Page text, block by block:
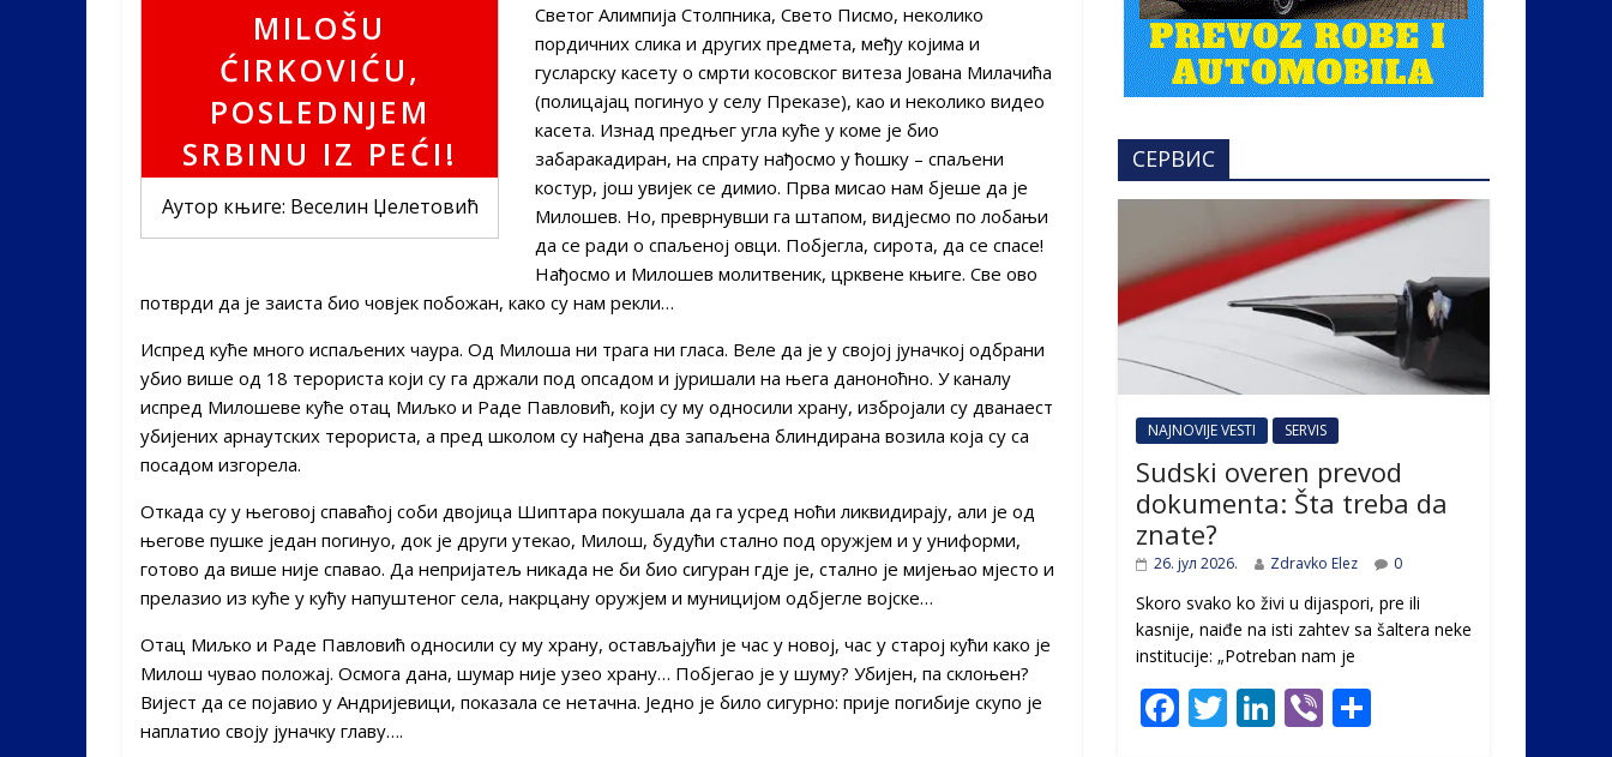
Аутор књиге: Веселин Џелетовић
Светог Алимпиjа Столпника, Свето Писмо, неколико
пордичних слика и других предмета, међу којима и
гусларску касету о смрти косовског витеза Јована Милачића
(полицајац погинуо у селу Преказе), као и неколико видео
касета. Изнад предњег угла куће у коме је био
забаракадиран, на спрату нађосмо у ћошку – спаљени
костур, још увијек се димио. Прва мисао нам бјеше да је
Милошев. Но, преврнувши га штапом, видјесмо по лобањи
да се ради о спаљеној овци. Побјегла, сирота, да се спасе!
Нађосмо и Милошев молитвеник, црквене књиге. Све ово
потврди да је заиста био човјек побожан, како су нам рекли…
Испред куће много испаљених чаура. Од Милоша ни трага ни гласа. Веле да је у својој јуначкој одбрани
убио више од 18 терориста који су га држали под опсадом и јуришали на њега даноноћно. У каналу
испред Милошеве куће отац Миљко и Раде Павловић, који су му односили храну, избројали су дванаест
убијених арнаутских терориста, а пред школом су нађена два запаљена блиндирана возила која су са
посадом изгорела.
Откада су у његовој спаваћој соби двојица Шиптара покушала да га усред ноћи ликвидирају, али је од
његове пушке један погинуо, док је други утекао, Милош, будући стално под оружјем и у униформи,
готово да више није спавао. Да непријатељ никада не би био сигуран гдје је, стално је мијењао мјесто и
прелазио из куће у кућу напуштеног села, накрцану оружјем и муницијом одбјегле војске…
Отац Миљко и Раде Павловић односили су му храну, остављајући је час у новој, час у старој кући како је
Милош чувао положај. Осмога дана, шумар није узео храну… Побјегао је у шуму? Убијен, па склоњен?
Вијест да се појавио у Андријевици, показала се нетачна. Једно је било сигурно: прије погибије скупо је
наплатио своју јуначку главу….
СЕРВИС
NAJNOVIJE VESTI SERVIS
Sudski overen prevod
dokumenta: Šta treba da
znate?
26. јул 2026. Zdravko Elez 0
Skoro svako ko živi u dijaspori, pre ili
kasnije, naiđe na isti zahtev sa šaltera neke
institucije: „Potreban nam je
F T Li Vi